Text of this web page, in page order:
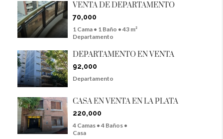
VENTA DE DEPARTAMENTO
70,000
1 Cama • 1 Baño • 43 m²
Departamento
DEPARTAMENTO EN VENTA
92,000
Departamento
CASA EN VENTA EN LA PLATA
220,000
4 Camas • 4 Baños •
Casa